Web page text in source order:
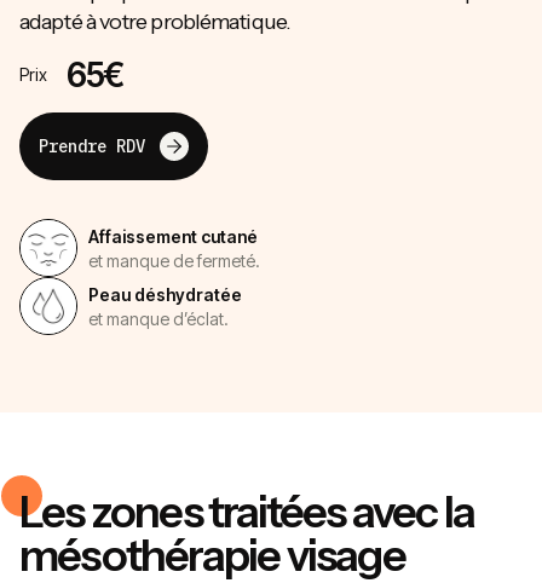
adapté à votre problématique.
Prix 65€
Prendre RDV
Affaissement cutané
et manque de fermeté.
Peau déshydratée
et manque d’éclat.
Les zones traitées avec la
mésothérapie visage